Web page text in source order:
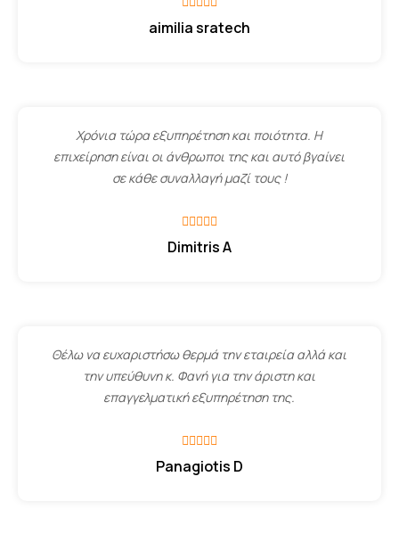
aimilia sratech
Χρόνια τώρα εξυπηρέτηση και ποιότητα. Η
επιχείρηση είναι οι άνθρωποι της και αυτό βγαίνει
σε κάθε συναλλαγή μαζί τους !
Dimitris A
Θέλω να ευχαριστήσω θερμά την εταιρεία αλλά και
την υπεύθυνη κ. Φανή για την άριστη και
επαγγελματική εξυπηρέτηση της.
Panagiotis D